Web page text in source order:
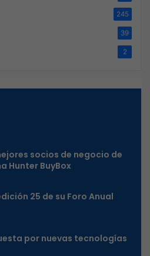
245
39
2
socios de negocio de
Hunter BuyBox
25 de su Foro Anual
por nuevas tecnologías